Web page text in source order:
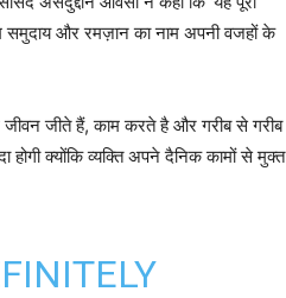
समुदाय और रमज़ान का नाम अपनी वजहों के
जीते हैं, काम करते है और गरीब से गरीब
होगी क्योंकि व्यक्ति अपने दैनिक कामों से मुक्त